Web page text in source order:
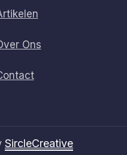
Ons
SircleCreative